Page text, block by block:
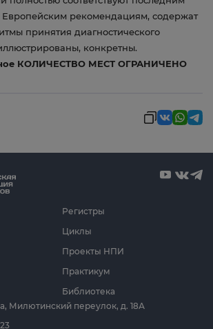
рекомендациям, содержат
принятия диагностического
конкретны.
КОЛИЧЕСТВО МЕСТ ОГРАНИЧЕНО
Циклы
Проекты НПИ
Практикум
Библиотека
Регистры
Милютинский переулок, д. 18А